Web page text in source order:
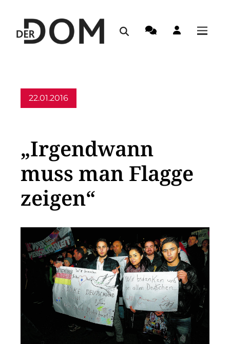
22.01.2016
„Irgendwann
muss man Flagge
zeigen“